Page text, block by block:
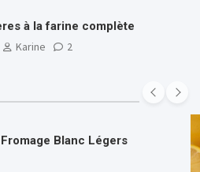
à la farine complète
Karine 2
Blanc Légers